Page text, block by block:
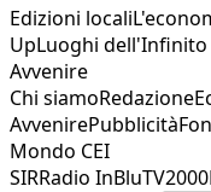
Edizioni locali
UpLuoghi dell'Infinito
Avvenire
Chi siamoRedazione
AvvenirePubblicità
Mondo CEI
SIRRadio InBluTV2000